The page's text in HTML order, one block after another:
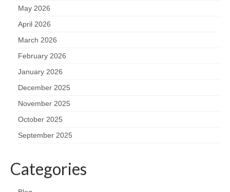
May 2026
April 2026
March 2026
February 2026
January 2026
December 2025
November 2025
October 2025
September 2025
Categories